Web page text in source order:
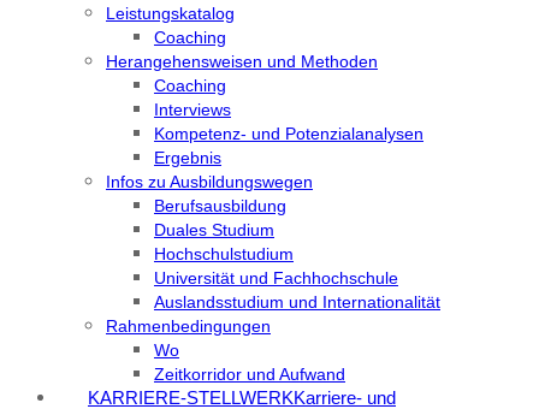
Leistungskatalog
Coaching
Herangehensweisen und Methoden
Coaching
Interviews
Kompetenz- und Potenzialanalysen
Ergebnis
Infos zu Ausbildungswegen
Berufsausbildung
Duales Studium
Hochschulstudium
Universität und Fachhochschule
Auslandsstudium und Internationalität
Rahmenbedingungen
Wo
Zeitkorridor und Aufwand
KARRIERE-STELLWERKKarriere- und